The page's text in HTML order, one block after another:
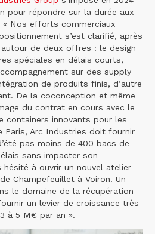
pour répondre sur la durée aux
Nos efforts commerciaux
s’est clarifié, après
de deux offres : le design
spéciales en délais courts,
sur des supply
de produits finis, d’autre
De la coconception et même
du contrat en cours avec le
containers innovants pour les
Paris, Arc Industries doit fournir
pas moins de 400 bacs de
sans impacter son
hésité à ouvrir un nouvel atelier
Champefeuillet à Voiron. Un
le domaine de la récupération
un levier de croissance très
à 5 M€ par an ».